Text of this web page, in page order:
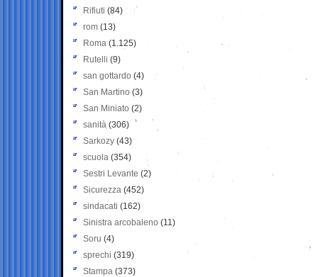
Rifiuti (84)
rom (13)
Roma (1.125)
Rutelli (9)
san gottardo (4)
San Martino (3)
San Miniato (2)
sanità (306)
Sarkozy (43)
scuola (354)
Sestri Levante (2)
Sicurezza (452)
sindacati (162)
Sinistra arcobaleno (11)
Soru (4)
sprechi (319)
Stampa (373)